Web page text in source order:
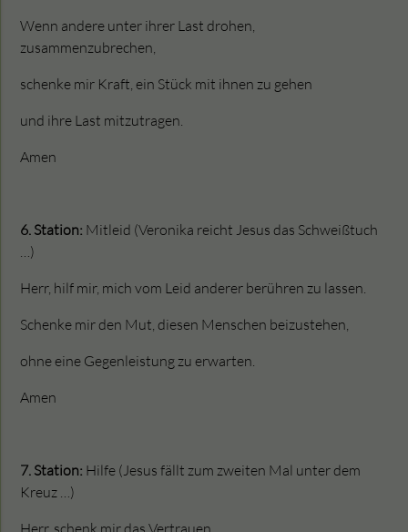
Wenn andere unter ihrer Last drohen,
zusammenzubrechen,
schenke mir Kraft, ein Stück mit ihnen zu gehen
und ihre Last mitzutragen.
Amen
6. Station: Mitleid (Veronika reicht Jesus das Schweißtuch
…)
Herr, hilf mir, mich vom Leid anderer berühren zu lassen.
Schenke mir den Mut, diesen Menschen beizustehen,
ohne eine Gegenleistung zu erwarten.
Amen
7. Station: Hilfe (Jesus fällt zum zweiten Mal unter dem
Kreuz …)